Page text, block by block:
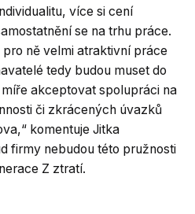
více si cení
se na trhu práce.
ně velmi atraktivní práce
tedy budou muset do
akceptovat spolupráci na
či zkrácených úvazků
komentuje Jitka
firmy nebudou této pružnosti
Z ztratí.